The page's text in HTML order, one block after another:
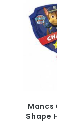
Mancs
Shape